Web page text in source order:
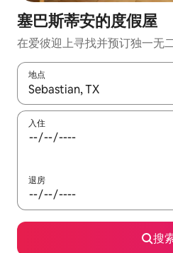
塞巴斯蒂安的度假屋
在爱彼迎上寻找并预订独一无
地点
如有搜索结果，请使用上下方向
入住
退房
搜